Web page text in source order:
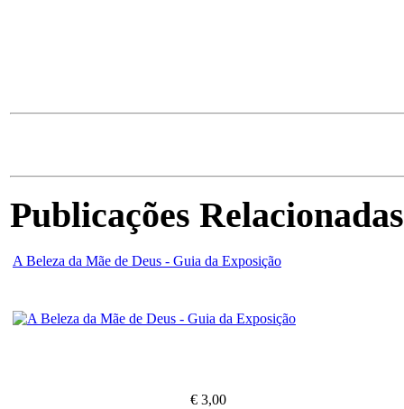
Publicações Relacionadas
A Beleza da Mãe de Deus - Guia da Exposição
€ 3,00